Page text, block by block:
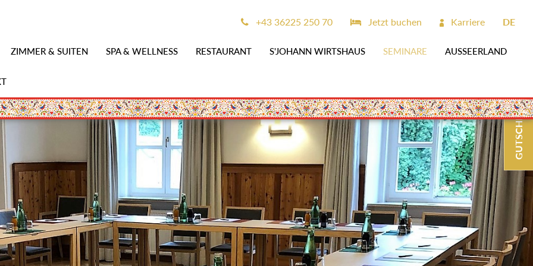
ZIMMER & SUITEN SPA & WELLNESS RESTAURANT S'JOHANN WIRTSHAUS SEMINARE AUSSEERLAND
+43 36225 250 70 Jetzt buchen Karriere DE
GUTSCHEINE